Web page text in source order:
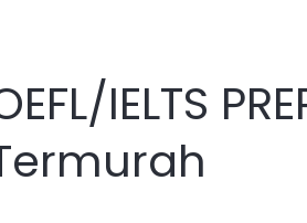
IELTS